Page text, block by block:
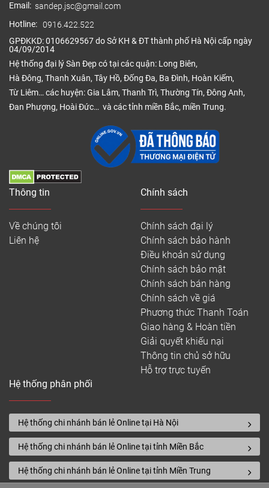
Email: sandep.jsc@gmail.com
Hotline: 0916.422.522
GPĐKKD: 0106629567 do Sở KH & ĐT thành phố Hà Nội cấp ngày
04/09/2014
Hệ thống đại lý Sàn Đẹp có tại các quận: Long Biên,
Hà Đông, Thanh Xuân, Tây Hồ, Đống Đa, Ba Đình, Hoàn Kiếm,
Từ Liêm… các huyện: Gia Lâm, Thanh Trì, Thường Tín, Đông Anh,
Đan Phượng, Hoài Đức… và các tỉnh miền Bắc, miền Trung.
Thông tin
Về chúng tôi
Liên hệ
Chính sách
Chính sách đại lý
Chính sách bảo hành
Điều khoản sử dụng
Chính sách bảo mật
Chính sách bán hàng
Chính sách về giá
Phương thức Thanh Toán
Giao hàng & Hoàn tiền
Giải quyết khiếu nại
Thông tin chủ sở hữu
Hỗ trợ trực tuyến
Hệ thống phân phối
Hệ thống chi nhánh bán lẻ Online tại Hà Nội
Hệ thống chi nhánh bán lẻ Online tại tỉnh Miền Bắc
Hệ thống chi nhánh bán lẻ Online tại tỉnh Miền Trung